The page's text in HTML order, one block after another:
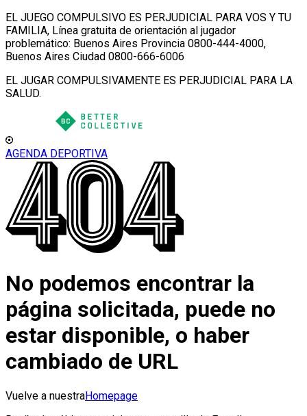
EL JUEGO COMPULSIVO ES PERJUDICIAL PARA VOS Y TU
FAMILIA, Línea gratuita de orientación al jugador
problemático: Buenos Aires Provincia 0800-444-4000,
Buenos Aires Ciudad 0800-666-6006
EL JUGAR COMPULSIVAMENTE ES PERJUDICIAL PARA LA
SALUD.
AGENDA DEPORTIVA
No podemos encontrar la
página solicitada, puede no
estar disponible, o haber
cambiado de URL
Vuelve a nuestraHomepage